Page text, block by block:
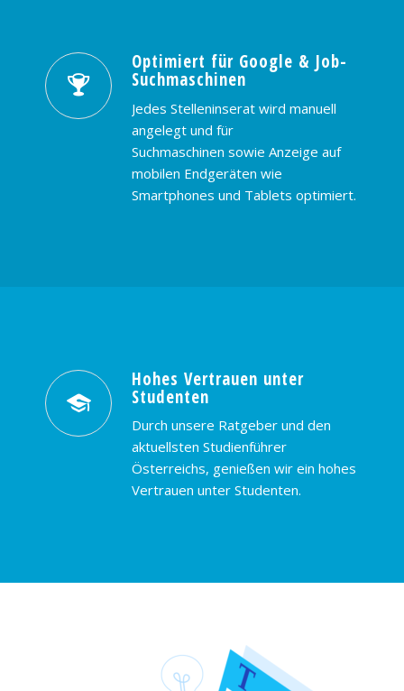
Optimiert für Google & Job-
Suchmaschinen
Jedes Stelleninserat wird manuell
angelegt und für
Suchmaschinen sowie Anzeige auf
mobilen Endgeräten wie
Smartphones und Tablets optimiert.
Hohes Vertrauen unter
Studenten
Durch unsere Ratgeber und den
aktuellsten Studienführer
Österreichs, genießen wir ein hohes
Vertrauen unter Studenten.